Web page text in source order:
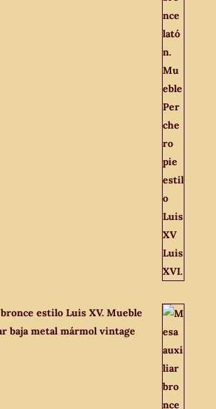
estilo Luis XV. Mueble
baja metal mármol vintage